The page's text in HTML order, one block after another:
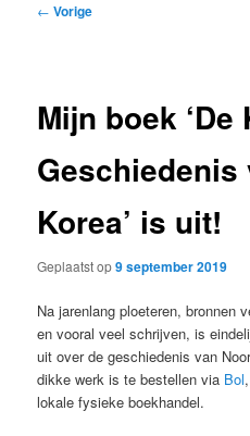
Bericht
← Vorige
Mijn boek
Geschiedenis
Korea’ is uit!
Geplaatst op9 september 2019
Na jarenlang ploeteren, bronnen
en vooral veel schrijven, is
uit over de geschiedenis van
dikke werk is te bestellen via Bol
lokale fysieke boekhandel.